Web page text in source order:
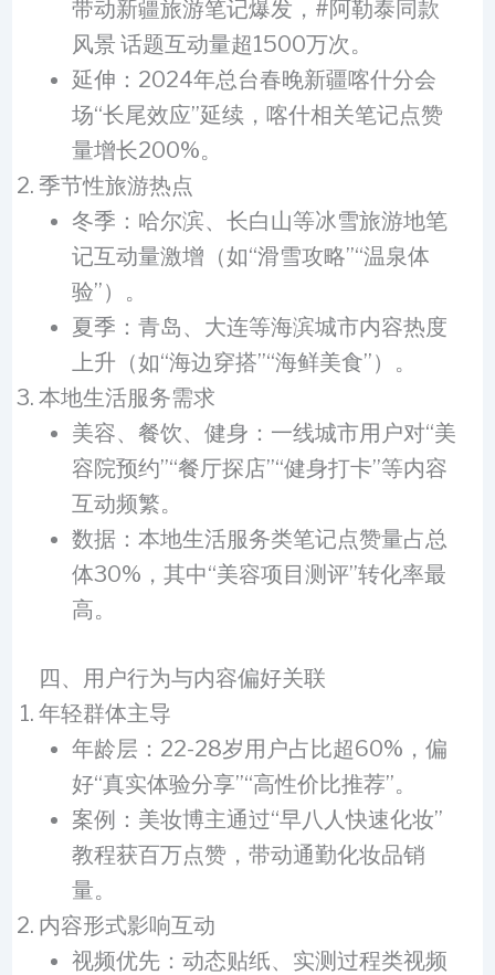
带动新疆旅游笔记爆发，#阿勒泰同款
风景 话题互动量超1500万次。
延伸：2024年总台春晚新疆喀什分会
场“长尾效应”延续，喀什相关笔记点赞
量增长200%。
季节性旅游热点
冬季：哈尔滨、长白山等冰雪旅游地笔
记互动量激增（如“滑雪攻略”“温泉体
验”）。
夏季：青岛、大连等海滨城市内容热度
上升（如“海边穿搭”“海鲜美食”）。
本地生活服务需求
美容、餐饮、健身：一线城市用户对“美
容院预约”“餐厅探店”“健身打卡”等内容
互动频繁。
数据：本地生活服务类笔记点赞量占总
体30%，其中“美容项目测评”转化率最
高。
四、用户行为与内容偏好关联
年轻群体主导
年龄层：22-28岁用户占比超60%，偏
好“真实体验分享”“高性价比推荐”。
案例：美妆博主通过“早八人快速化妆”
教程获百万点赞，带动通勤化妆品销
量。
内容形式影响互动
视频优先：动态贴纸、实测过程类视频